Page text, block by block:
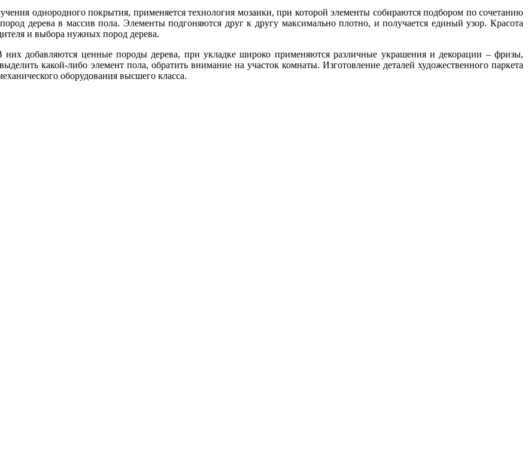
однородного покрытия, применяется технология мозаики, при которой элементы собираются подбором по сочетанию
дерева в массив пола. Элементы подгоняются друг к другу максимально плотно, и получается единый узор. Красота
и выбора нужных пород дерева.
добавляются ценные породы дерева, при укладке широко применяются различные украшения и декорации – фризы,
какой-либо элемент пола, обратить внимание на участок комнаты. Изготовление деталей художественного паркета
оборудования высшего класса.